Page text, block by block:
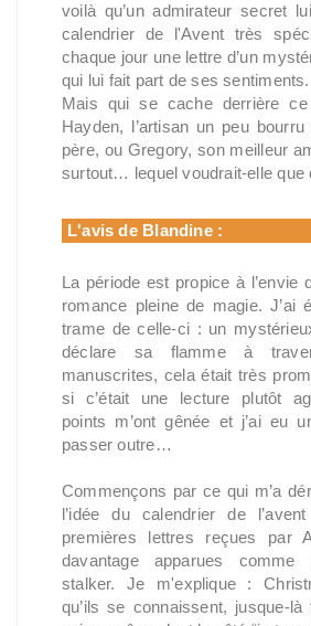
voilà qu’un admirateur secret
calendrier de l'Avent très
chaque jour une lettre d’un
qui lui fait part de ses sentiments.
Mais qui se cache derrière
Hayden, l’artisan un peu
père, ou Gregory, son meilleur
surtout… lequel voudrait-elle que
L'avis de Blandine :
La période est propice à l’envie
romance pleine de magie. J’ai
trame de celle-ci : un
déclare sa flamme à
manuscrites, cela était très
si c’était une lecture plutôt
points m’ont gênée et j’ai eu
passer outre…
Commençons par ce qui m’a
l’idée du calendrier de
premières lettres reçues par
davantage apparues
stalker. Je m'explique :
qu’ils se connaissent, jusque-